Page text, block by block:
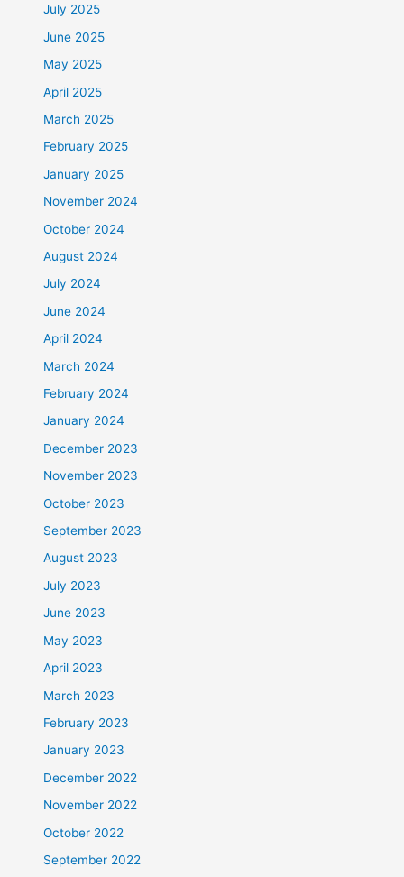
July 2025
June 2025
May 2025
April 2025
March 2025
February 2025
January 2025
November 2024
October 2024
August 2024
July 2024
June 2024
April 2024
March 2024
February 2024
January 2024
December 2023
November 2023
October 2023
September 2023
August 2023
July 2023
June 2023
May 2023
April 2023
March 2023
February 2023
January 2023
December 2022
November 2022
October 2022
September 2022